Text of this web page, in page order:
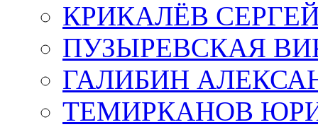
КРИКАЛЁВ
ПУЗЫРЕВСКАЯ
ГАЛИБИН
ТЕМИРКАНОВ